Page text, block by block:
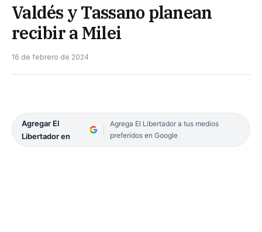
Valdés y Tassano planean
recibir a Milei
16 de febrero de 2024
Agregar El
Libertador en
Agrega El Libertador a tus medios
preferidos en Google